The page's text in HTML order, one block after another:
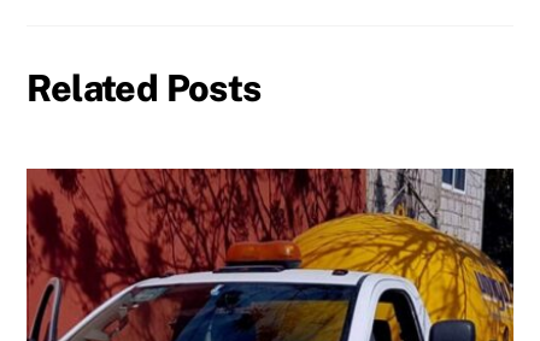
Related Posts